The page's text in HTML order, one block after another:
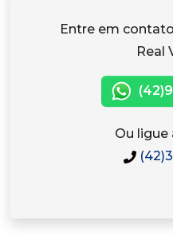
Entre em
Real
Ou ligue